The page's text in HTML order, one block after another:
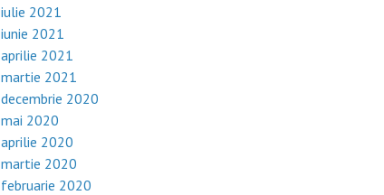
iulie 2021
iunie 2021
aprilie 2021
martie 2021
decembrie 2020
mai 2020
aprilie 2020
martie 2020
februarie 2020